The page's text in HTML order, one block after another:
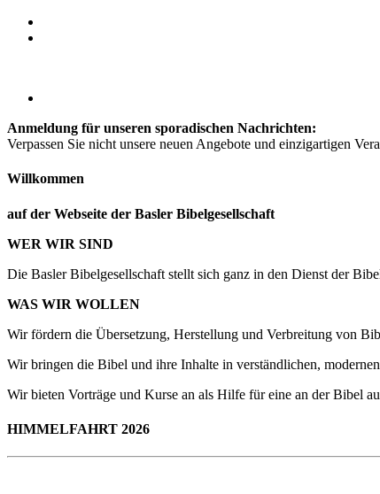
Anmeldung für unseren sporadischen Nachrichten:
Verpassen Sie nicht unsere neuen Angebote und einzigartigen
Willkommen
auf der Webseite der Basler Bibelgesellschaft
WER WIR SIND
Die Basler Bibelgesellschaft stellt sich ganz in den Dienst der
WAS WIR WOLLEN
Wir fördern die Übersetzung, Herstellung und Verbreitung von
Wir bringen die Bibel und ihre Inhalte in verständlichen,
Wir bieten Vorträge und Kurse an als Hilfe für eine an der Bibel
HIMMELFAHRT 2026